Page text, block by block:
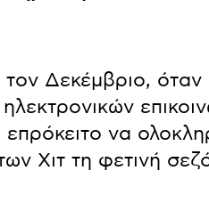
Δεκέμβριο, όταν
να
Χιτ τη φετινή